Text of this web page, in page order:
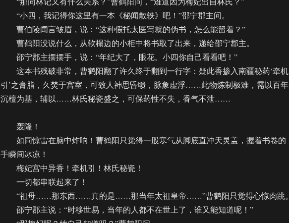
“小四，我记得你这里有一本《秘闻散轶》吧！”邵宁郡主问。
曹伯陵闻言皱眉，说：“这种假托太医写就的伪书，怎么能留着？”
曹鹤阳没说什么，从软榻边的小柜中将书取了出来，递给邵宁郡主。
邵宁郡主摆摆手，说：“年纪大了，眼花。小四你自己看看吧！”
这本书残破非常，曹鹤阳翻了许久终于翻到一行字：疑此香掺入南疆秘药‘牵机
引’之膏脂，久焚于宫室，可致人神思昏聩，脉象虚浮……此物炼制极难，需以百年
沉檀为基，辅以……林氏秘瓷盛之，可保药性不失，香气不泄……
轰隆！
如同惊雷在脑中炸响！曹鹤阳只觉得一股寒气从脚底直冲天灵盖，握着书卷的
手瞬间冰凉！
梅妃宫中异香！牵机引！林氏秘瓷！
一切都串联起来了！
“祖母……那东西……真的是……那当年太祖皇帝……”曹鹤阳只觉得心惊肉跳。
邵宁郡主说：“时移世易，当年的人都不在世上了，谁又能知道呢！”